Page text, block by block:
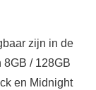
zijn in de
8GB / 128GB
en Midnight